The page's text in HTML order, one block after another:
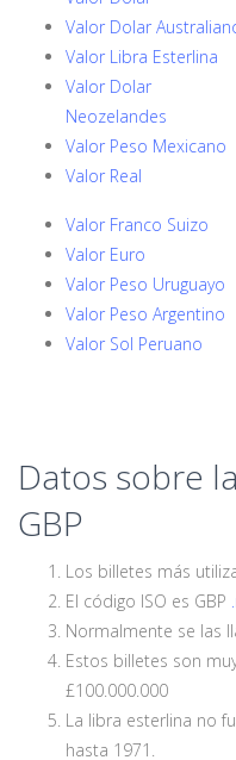
Valor Dolar
Valor Libra Esterlina
Valor Dolar
Neozelandes
Valor Peso Mexicano
Valor Real
Valor Franco Suizo
Valor Euro
Valor Peso Uruguayo
Valor Peso Argentino
Valor Sol Peruano
Datos sobre
GBP
Los billetes más
El código ISO es GBP
Normalmente se las
Estos billetes son
£100.000.000
La libra esterlina no
hasta 1971.